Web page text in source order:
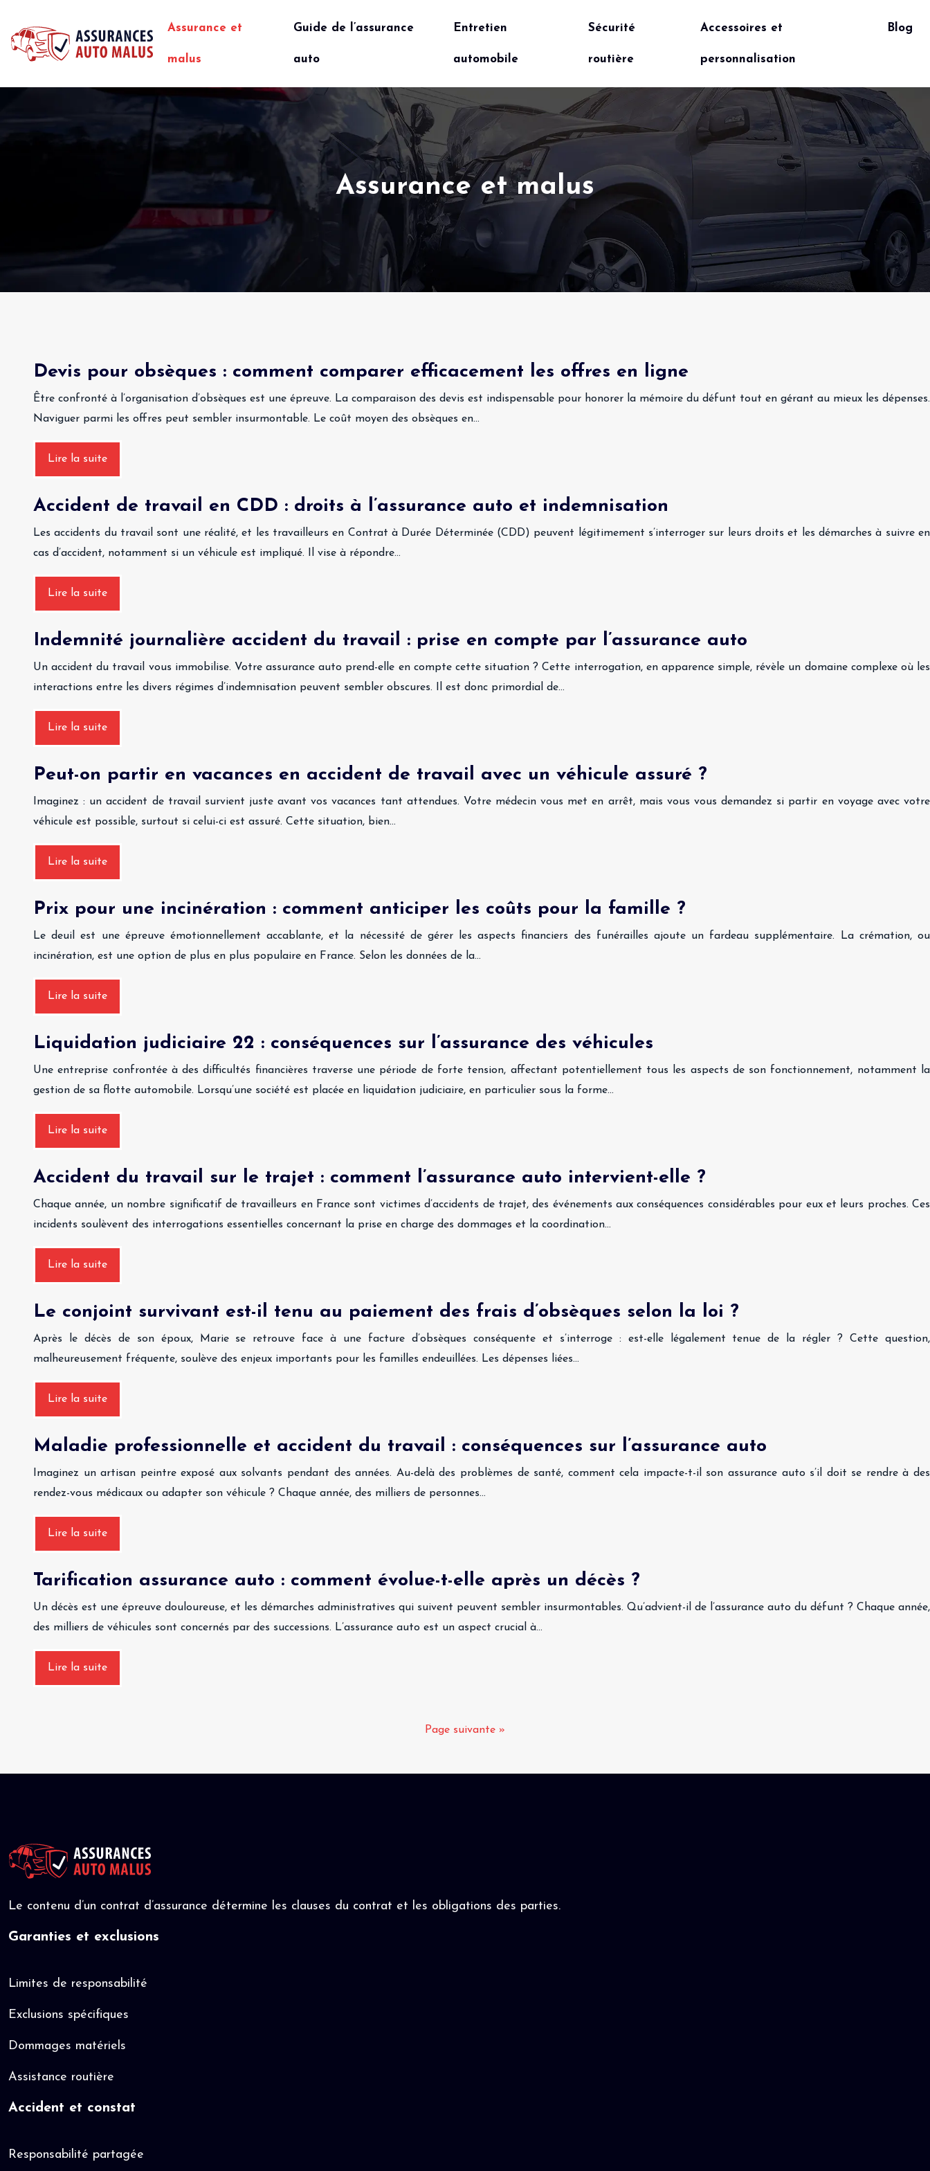
Assurance et
malus
Guide de l’assurance
auto
Entretien
automobile
Sécurité
routière
Accessoires et
personnalisation
Blog
Assurance et malus
Devis pour obsèques : comment comparer efficacement les offres en ligne
Être confronté à l’organisation d’obsèques est une épreuve. La comparaison des devis est indispensable pour honorer la mémoire du défunt tout en gérant au mieux les dépenses.
Naviguer parmi les offres peut sembler insurmontable. Le coût moyen des obsèques en…
Lire la suite
Accident de travail en CDD : droits à l’assurance auto et indemnisation
Les accidents du travail sont une réalité, et les travailleurs en Contrat à Durée Déterminée (CDD) peuvent légitimement s’interroger sur leurs droits et les démarches à suivre en
cas d’accident, notamment si un véhicule est impliqué. Il vise à répondre…
Lire la suite
Indemnité journalière accident du travail : prise en compte par l’assurance auto
Un accident du travail vous immobilise. Votre assurance auto prend-elle en compte cette situation ? Cette interrogation, en apparence simple, révèle un domaine complexe où les
interactions entre les divers régimes d’indemnisation peuvent sembler obscures. Il est donc primordial de…
Lire la suite
Peut-on partir en vacances en accident de travail avec un véhicule assuré ?
Imaginez : un accident de travail survient juste avant vos vacances tant attendues. Votre médecin vous met en arrêt, mais vous vous demandez si partir en voyage avec votre
véhicule est possible, surtout si celui-ci est assuré. Cette situation, bien…
Lire la suite
Prix pour une incinération : comment anticiper les coûts pour la famille ?
Le deuil est une épreuve émotionnellement accablante, et la nécessité de gérer les aspects financiers des funérailles ajoute un fardeau supplémentaire. La crémation, ou
incinération, est une option de plus en plus populaire en France. Selon les données de la…
Lire la suite
Liquidation judiciaire 22 : conséquences sur l’assurance des véhicules
Une entreprise confrontée à des difficultés financières traverse une période de forte tension, affectant potentiellement tous les aspects de son fonctionnement, notamment la
gestion de sa flotte automobile. Lorsqu’une société est placée en liquidation judiciaire, en particulier sous la forme…
Lire la suite
Accident du travail sur le trajet : comment l’assurance auto intervient-elle ?
Chaque année, un nombre significatif de travailleurs en France sont victimes d’accidents de trajet, des événements aux conséquences considérables pour eux et leurs proches. Ces
incidents soulèvent des interrogations essentielles concernant la prise en charge des dommages et la coordination…
Lire la suite
Le conjoint survivant est-il tenu au paiement des frais d’obsèques selon la loi ?
Après le décès de son époux, Marie se retrouve face à une facture d’obsèques conséquente et s’interroge : est-elle légalement tenue de la régler ? Cette question,
malheureusement fréquente, soulève des enjeux importants pour les familles endeuillées. Les dépenses liées…
Lire la suite
Maladie professionnelle et accident du travail : conséquences sur l’assurance auto
Imaginez un artisan peintre exposé aux solvants pendant des années. Au-delà des problèmes de santé, comment cela impacte-t-il son assurance auto s’il doit se rendre à des
rendez-vous médicaux ou adapter son véhicule ? Chaque année, des milliers de personnes…
Lire la suite
Tarification assurance auto : comment évolue-t-elle après un décès ?
Un décès est une épreuve douloureuse, et les démarches administratives qui suivent peuvent sembler insurmontables. Qu’advient-il de l’assurance auto du défunt ? Chaque année,
des milliers de véhicules sont concernés par des successions. L’assurance auto est un aspect crucial à…
Lire la suite
Page suivante »
Le contenu d’un contrat d’assurance détermine les clauses du contrat et les obligations des parties.
Garanties et exclusions
Limites de responsabilité
Exclusions spécifiques
Dommages matériels
Assistance routière
Accident et constat
Responsabilité partagée